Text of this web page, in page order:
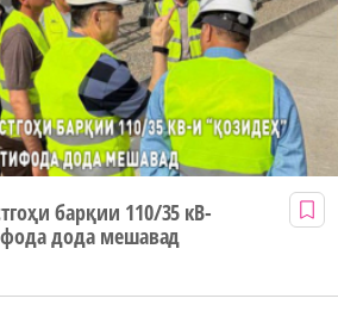
барқии 110/35 кВ-
дода мешавад